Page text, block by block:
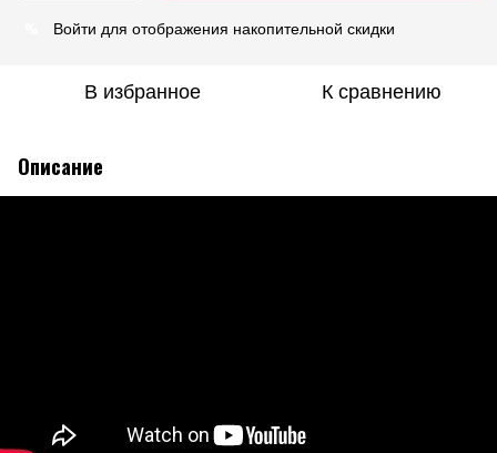
Войти для отображения накопительной скидки
В избранное К сравнению
Описание